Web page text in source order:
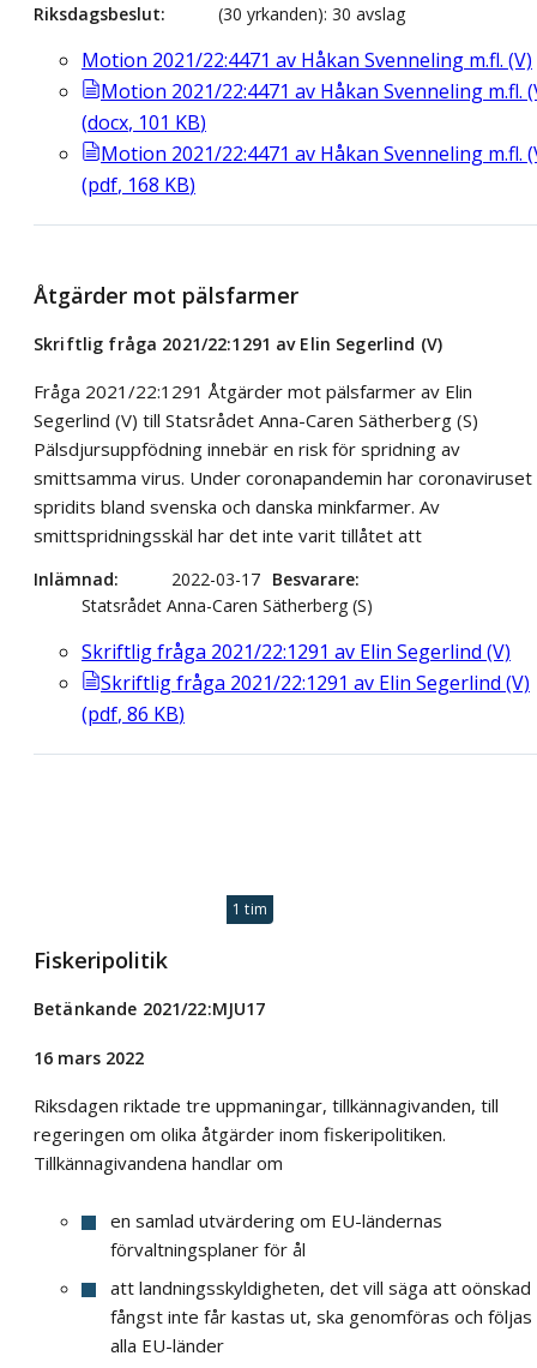
Riksdagsbeslut
(30 yrkanden): 30 avslag
Motion 2021/22:4471 av Håkan Svenneling m.fl. (V)
Motion 2021/22:4471 av Håkan Svenneling m.fl.
(docx, 101 KB)
Motion 2021/22:4471 av Håkan Svenneling m.fl.
(pdf, 168 KB)
Åtgärder mot pälsfarmer
Skriftlig fråga 2021/22:1291 av Elin Segerlind (V)
Fråga 2021/22:1291 Åtgärder mot pälsfarmer av Elin
Segerlind (V) till Statsrådet Anna-Caren Sätherberg (S)
Pälsdjursuppfödning innebär en risk för spridning av
smittsamma virus. Under coronapandemin har coronaviruset
spridits bland svenska och danska minkfarmer. Av
smittspridningsskäl har det inte varit tillåtet att
Inlämnad 2022-03-17 Besvarare
Statsrådet Anna-Caren Sätherberg (S)
Skriftlig fråga 2021/22:1291 av Elin Segerlind (V)
Skriftlig fråga 2021/22:1291 av Elin Segerlind (V)
(pdf, 86 KB)
1 tim
Fiskeripolitik
Betänkande 2021/22:MJU17
16 mars 2022
Riksdagen riktade tre uppmaningar, tillkännagivanden, till
regeringen om olika åtgärder inom fiskeripolitiken.
Tillkännagivandena handlar om
en samlad utvärdering om EU-ländernas
förvaltningsplaner för ål
att landningsskyldigheten, det vill säga att oönskad
fångst inte får kastas ut, ska genomföras och följas
alla EU-länder